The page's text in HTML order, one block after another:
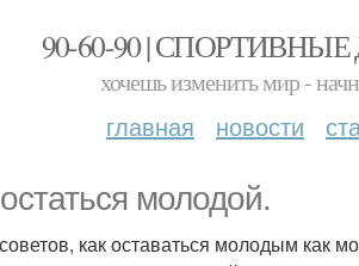
90-60-90 |
хочешь изменить мир -
главная новости
молодой.
как оставаться молодым как